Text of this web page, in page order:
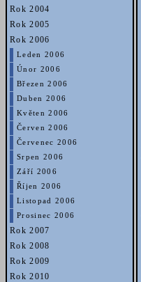
Rok 2004
Rok 2005
Rok 2006
Leden 2006
Únor 2006
Březen 2006
Duben 2006
Květen 2006
Červen 2006
Červenec 2006
Srpen 2006
Září 2006
Říjen 2006
Listopad 2006
Prosinec 2006
Rok 2007
Rok 2008
Rok 2009
Rok 2010